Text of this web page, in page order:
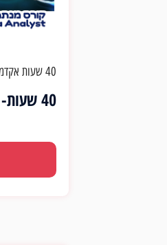
40 שעות אקדמיות
40 שעות- Power BI